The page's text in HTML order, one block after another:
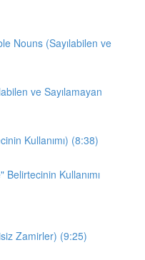
Nouns (Sayılabilen ve
ve Sayılamayan
Kullanımı) (8:38)
Kullanımı
Zamirler) (9:25)